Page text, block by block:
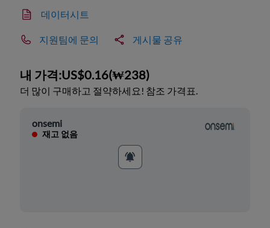
데이터시트
지원팀에 문의 게시물 공유
내 가격:US$0.16(₩238)
더 많이 구매하고 절약하세요! 참조 가격표.
onsemi
재고 없음